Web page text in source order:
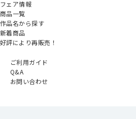
フェア情報
商品一覧
作品名から探す
新着商品
好評により再販売！
ご利用ガイド
Q&A
お問い合わせ